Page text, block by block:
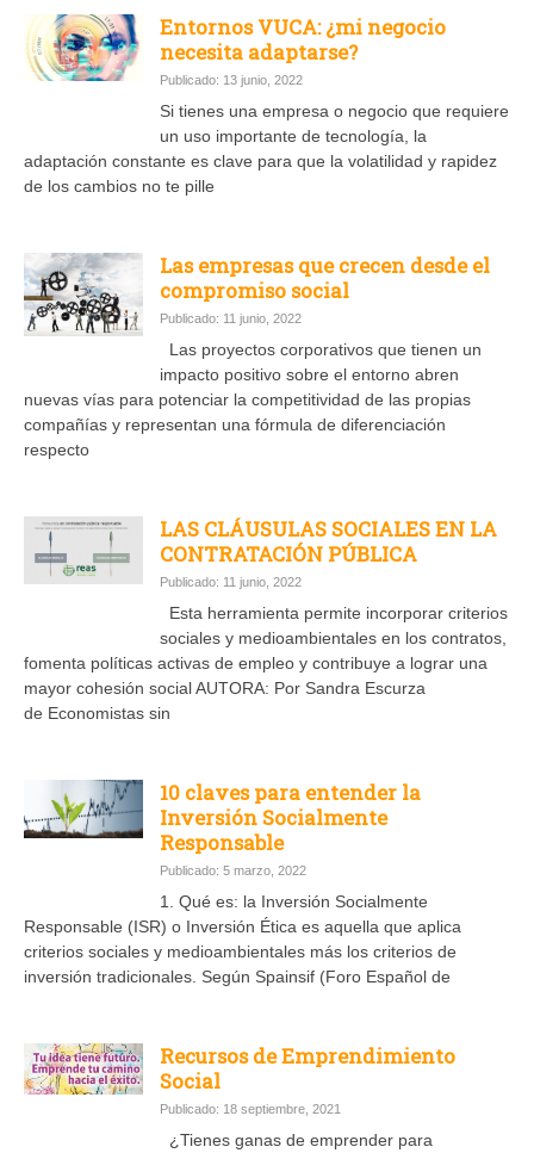
Entornos VUCA: ¿mi negocio
necesita adaptarse?
Publicado: 13 junio, 2022
Si tienes una empresa o negocio que requiere
un uso importante de tecnología, la
adaptación constante es clave para que la volatilidad y rapidez
de los cambios no te pille
Las empresas que crecen desde el
compromiso social
Publicado: 11 junio, 2022
Las proyectos corporativos que tienen un
impacto positivo sobre el entorno abren
nuevas vías para potenciar la competitividad de las propias
compañías y representan una fórmula de diferenciación
respecto
LAS CLÁUSULAS SOCIALES EN LA
CONTRATACIÓN PÚBLICA
Publicado: 11 junio, 2022
Esta herramienta permite incorporar criterios
sociales y medioambientales en los contratos,
fomenta políticas activas de empleo y contribuye a lograr una
mayor cohesión social AUTORA: Por Sandra Escurza
de Economistas sin
10 claves para entender la
Inversión Socialmente
Responsable
Publicado: 5 marzo, 2022
1. Qué es: la Inversión Socialmente
Responsable (ISR) o Inversión Ética es aquella que aplica
criterios sociales y medioambientales más los criterios de
inversión tradicionales. Según Spainsif (Foro Español de
Recursos de Emprendimiento
Social
Publicado: 18 septiembre, 2021
¿Tienes ganas de emprender para